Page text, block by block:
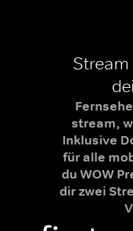
stream,
Inklusive
für alle
du WOW
dir zwei